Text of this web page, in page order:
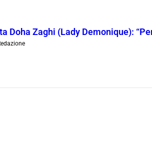
Doha Zaghi (Lady Demonique):